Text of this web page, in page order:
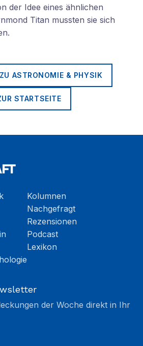
der Idee eines ähnlichen
Titan mussten sie sich
ASTRONOMIE & PHYSIK
STARTSEITE
Kolumnen
Nachgefragt
Rezensionen
Podcast
Lexikon
der Woche direkt in Ihr